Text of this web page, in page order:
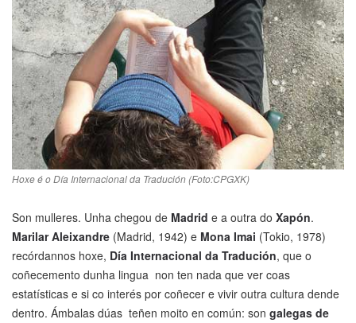
Hoxe é o Día Internacional da Tradución (Foto:CPGXK)
Son mulleres. Unha chegou de Madrid e a outra do Xapón.
Marilar Aleixandre (Madrid, 1942) e Mona Imai (Tokio, 1978)
recórdannos hoxe, Día Internacional da Tradución, que o
coñecemento dunha lingua non ten nada que ver coas
estatísticas e si co interés por coñecer e vivir outra cultura dende
dentro. Ámbalas dúas teñen moito en común: son galegas de